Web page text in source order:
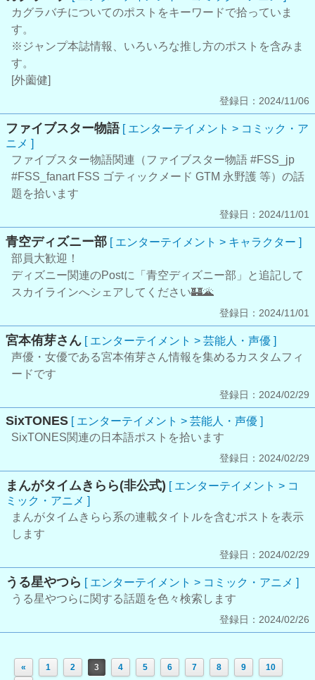
カグラバチについてのポストをキーワードで拾っていま
す。
※ジャンプ本誌情報、いろいろな推し方のポストを含みま
す。
[外薗健]
登録日：2024/11/06
ファイブスター物語[ エンターテイメント > コミック・ア
ニメ ]
ファイブスター物語関連（ファイブスター物語 #FSS_jp
#FSS_fanart FSS ゴティックメード GTM 永野護 等）の話
題を拾います
登録日：2024/11/01
青空ディズニー部 [ エンターテイメント > キャラクター ]
部員大歓迎！
ディズニー関連のPostに「青空ディズニー部」と追記して
スカイラインへシェアしてください🏰🌋
登録日：2024/11/01
宮本侑芽さん [ エンターテイメント > 芸能人・声優 ]
声優・女優である宮本侑芽さん情報を集めるカスタムフィ
ードです
登録日：2024/02/29
SixTONES [ エンターテイメント > 芸能人・声優 ]
‪SixTONES‬関連の日本語ポストを拾います
登録日：2024/02/29
まんがタイムきらら(非公式) [ エンターテイメント > コ
ミック・アニメ ]
まんがタイムきらら系の連載タイトルを含むポストを表示
します
登録日：2024/02/29
うる星やつら [ エンターテイメント > コミック・アニメ ]
うる星やつらに関する話題を色々検索します
登録日：2024/02/26
« 1 2 3 4 5 6 7 8 9 10